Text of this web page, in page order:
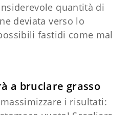
quantità di
deviata verso lo
fastidi come mal
a bruciare grasso
i risultati: